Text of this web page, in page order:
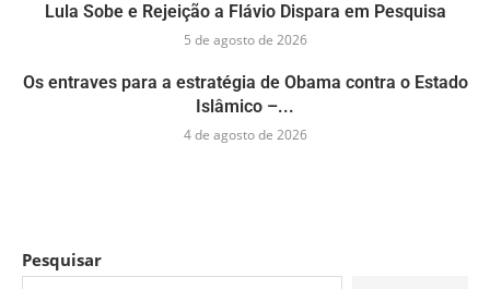
Lula Sobe e Rejeição a Flávio Dispara em Pesquisa
5 de agosto de 2026
Os entraves para a estratégia de Obama contra o Estado
Islâmico –...
4 de agosto de 2026
Pesquisar